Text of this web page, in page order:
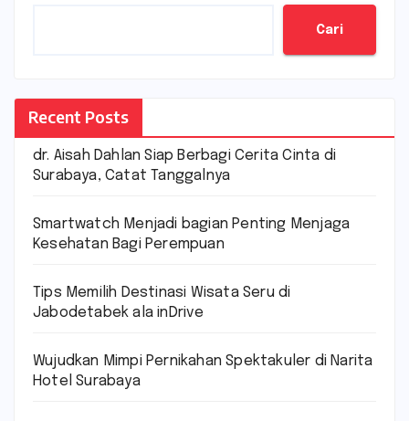
Cari
Recent Posts
dr. Aisah Dahlan Siap Berbagi Cerita Cinta di
Surabaya, Catat Tanggalnya
Smartwatch Menjadi bagian Penting Menjaga
Kesehatan Bagi Perempuan
Tips Memilih Destinasi Wisata Seru di
Jabodetabek ala inDrive
Wujudkan Mimpi Pernikahan Spektakuler di Narita
Hotel Surabaya